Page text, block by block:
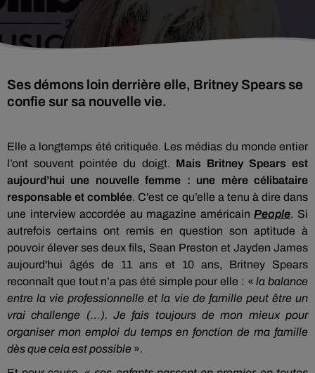
Ses démons loin derrière elle, Britney Spears se
confie sur sa nouvelle vie.
Elle a longtemps été critiquée. Les médias du monde entier
l’ont souvent pointée du doigt. Mais Britney Spears est
aujourd’hui une nouvelle femme : une mère célibataire
responsable et comblée. C’est ce qu’elle a tenu à dire dans
une interview accordée au magazine américainPeople. Si
autrefois certains ont remis en question son aptitude à
pouvoir élever ses deux fils, Sean Preston et Jayden James
aujourd'hui âgés de 11 ans et 10 ans, Britney Spears
reconnaît que tout n’a pas été simple pour elle : «la balance
entre la vie professionnelle et la vie de famille peut être un
vrai challenge (…). Je fais toujours de mon mieux pour
organiser mon emploi du temps en fonction de ma famille
dès que cela est possible ».